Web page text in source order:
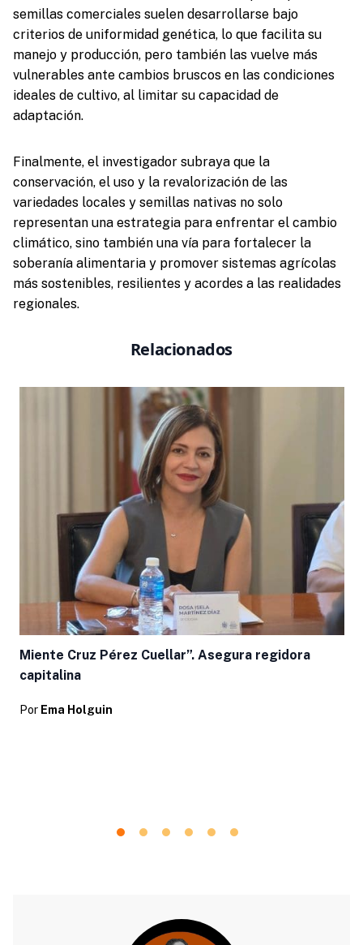
semillas comerciales suelen desarrollarse bajo
criterios de uniformidad genética, lo que facilita su
manejo y producción, pero también las vuelve más
vulnerables ante cambios bruscos en las condiciones
ideales de cultivo, al limitar su capacidad de
adaptación.
Finalmente, el investigador subraya que la
conservación, el uso y la revalorización de las
variedades locales y semillas nativas no solo
representan una estrategia para enfrentar el cambio
climático, sino también una vía para fortalecer la
soberanía alimentaria y promover sistemas agrícolas
más sostenibles, resilientes y acordes a las realidades
regionales.
Relacionados
Miente Cruz Pérez Cuellar”. Asegura regidora
capitalina
Por Ema Holguin